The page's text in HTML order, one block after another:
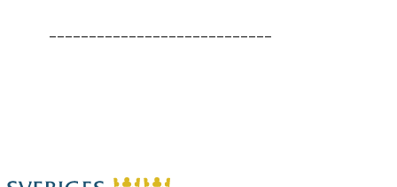
––––––––––––––––––––––––––––